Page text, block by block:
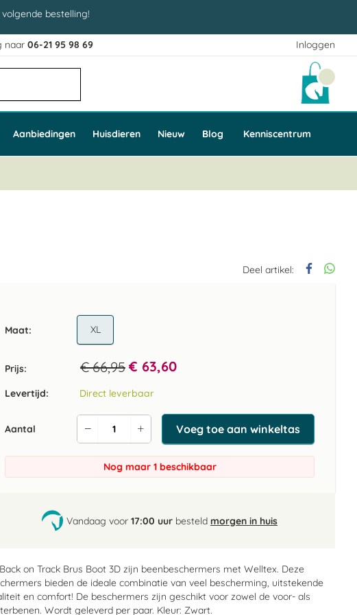
bestelling!
Inloggen
naar06-21 95 98 69
Aanbiedingen Huisdieren Nieuw Blog Kenniscentrum
Deel artikel:
Maat XL
Prijs: € 66,95 € 63,60
Levertijd: Direct leverbaar
Aantal
Verhoog
de
aantal
Verlaag
de
aantal
Voeg toe aan winkeltas
Nog maar 1 beschikbaar
Vandaag voor 17:00 uur besteld morgen in huis
on Track Brus Boot 3D zijn beenbeschermers met Welltex. Deze
bieden de ideale combinatie van veel bescherming, uitstekende
en comfort! De beschermers zijn geschikt voor zowel de voor- als
Wordt geleverd per paar. Kleur: Zwart.